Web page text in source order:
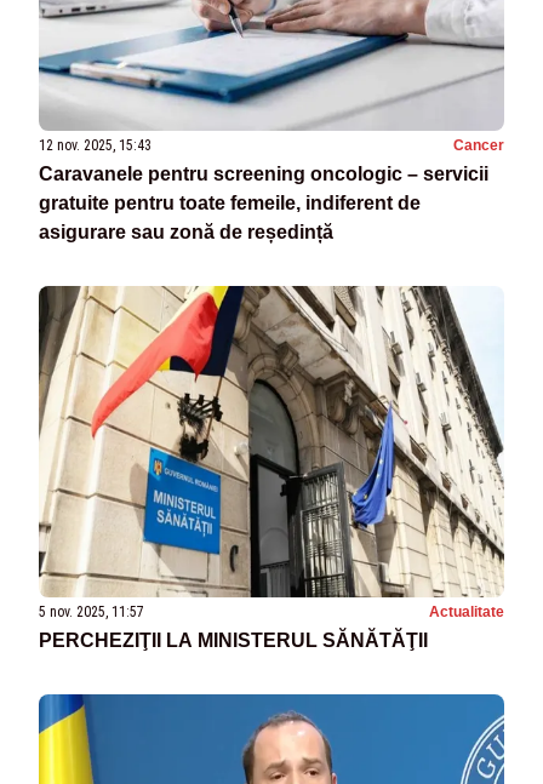
12 nov. 2025, 15:43 Cancer
Caravanele pentru screening oncologic – servicii
gratuite pentru toate femeile, indiferent de
asigurare sau zonă de reședință
5 nov. 2025, 11:57 Actualitate
PERCHEZIŢII LA MINISTERUL SĂNĂTĂŢII